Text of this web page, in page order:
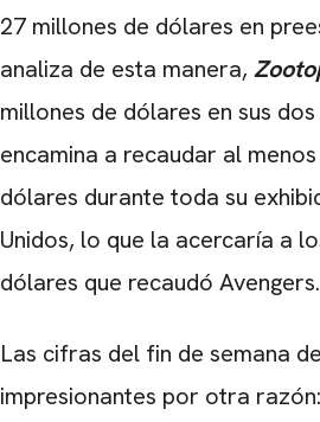
27 millones de dólares en
analiza de esta manera,
millones de dólares en sus
encamina a recaudar al
dólares durante toda su
Unidos, lo que la acercaría a
dólares que recaudó Avengers.
Las cifras del fin de semana
impresionantes por otra razón: